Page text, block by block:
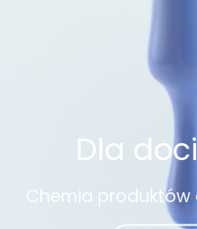
Dla
Chemia produktów